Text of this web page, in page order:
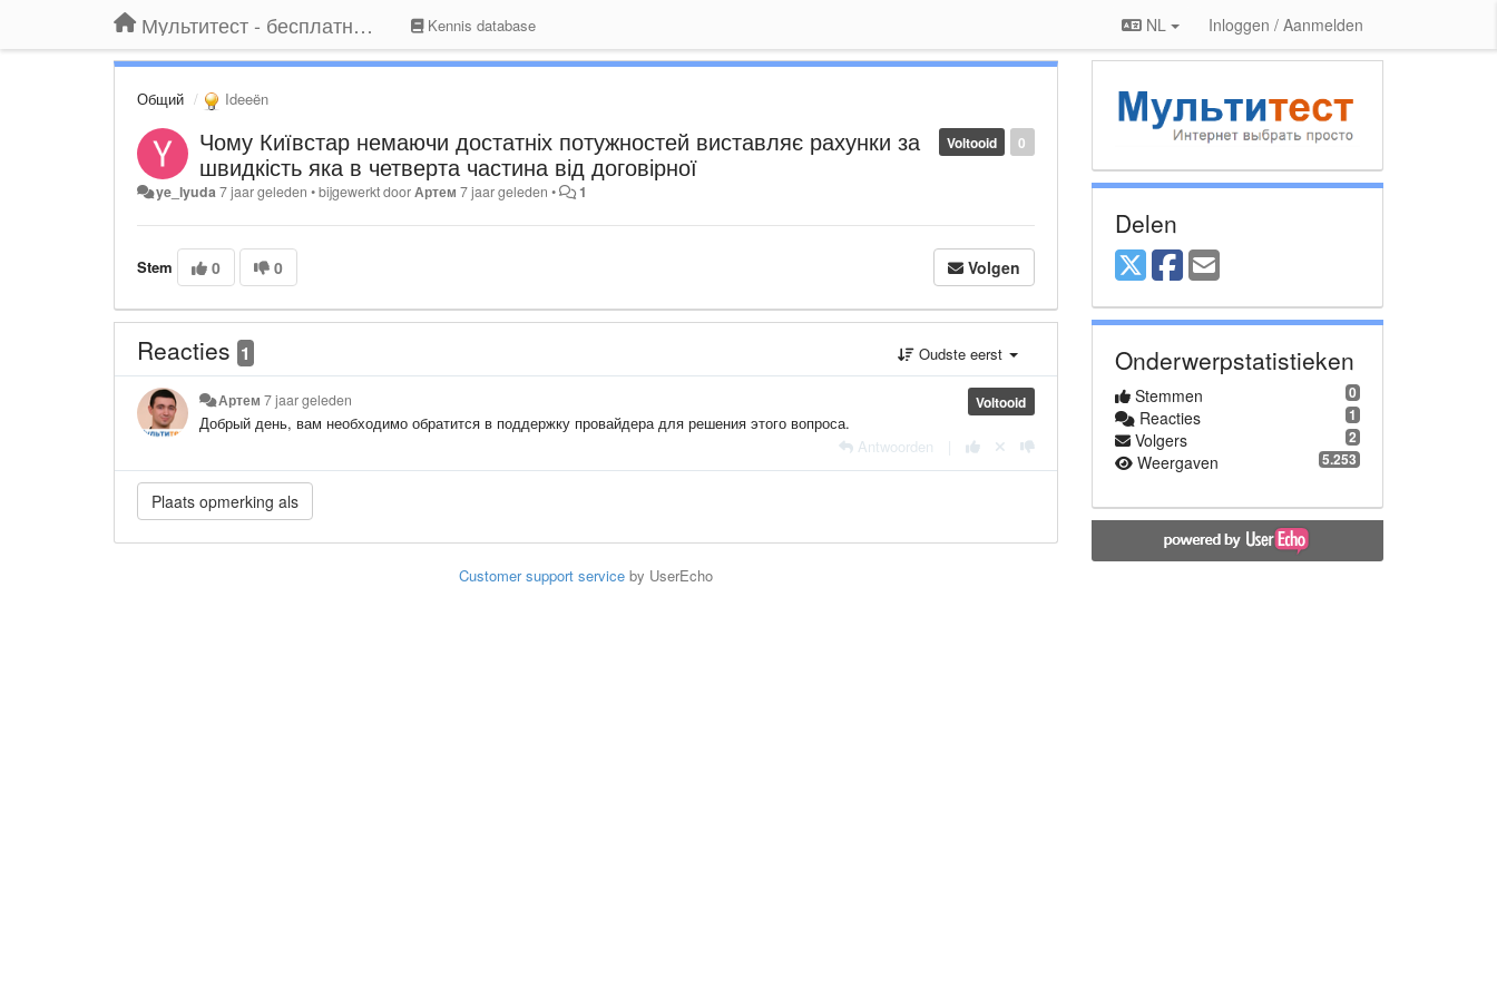
Мультитест - бесплатный подбор провайдера по адресу Kennis database NL Inloggen / Aanmelden
Общий Ideeën
0
Voltooid
Чому Київстар немаючи достатніх потужностей виставляє рахунки за
швидкість яка в четверта частина від договірної
ye_lyuda 7 jaar geleden •bijgewerkt doorАртем 7 jaar geleden • 1
Stem 0 0 Volgen
Reacties 1 Oudste eerst
Voltooid
Артем 7 jaar geleden
Добрый день, вам необходимо обратится в поддержку провайдера для решения этого вопроса.
Antwoorden
Customer support serviceby UserEcho
Delen
Onderwerpstatistieken
0
Stemmen
1
Reacties
2
Volgers
5.253
Weergaven